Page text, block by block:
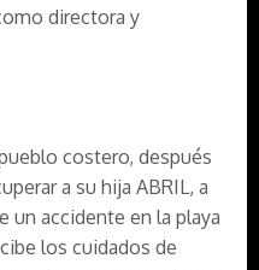
directora y
costero, después
a su hija ABRIL, a
un accidente en la playa
los cuidados de